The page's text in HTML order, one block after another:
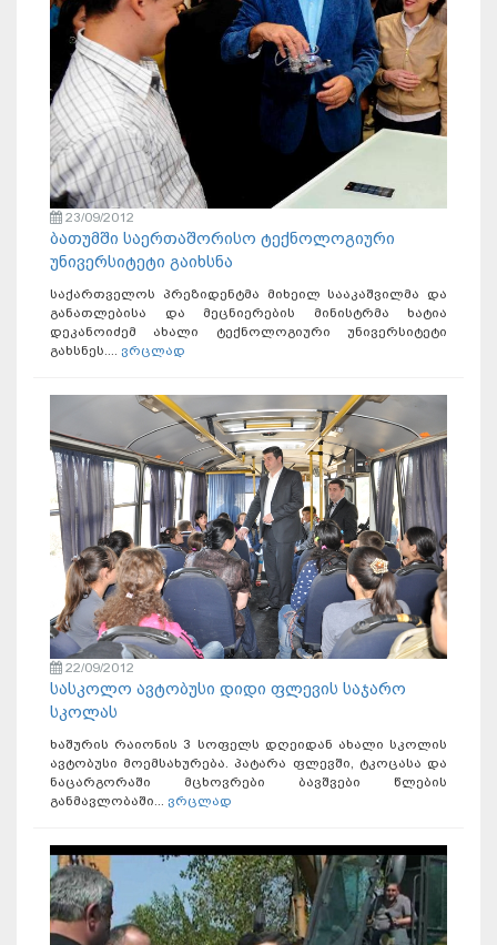
23/09/2012
ბათუმში საერთაშორისო ტექნოლოგიური
უნივერსიტეტი გაიხსნა
საქართველოს პრეზიდენტმა მიხეილ სააკაშვილმა და
განათლებისა და მეცნიერების მინისტრმა ხატია
დეკანოიძემ ახალი ტექნოლოგიური უნივერსიტეტი
გახსნეს.... ვრცლად
22/09/2012
სასკოლო ავტობუსი დიდი ფლევის საჯარო
სკოლას
ხაშურის რაიონის 3 სოფელს დღეიდან ახალი სკოლის
ავტობუსი მოემსახურება. პატარა ფლევში, ტკოცასა და
ნაცარგორაში მცხოვრები ბავშვები წლების
განმავლობაში... ვრცლად